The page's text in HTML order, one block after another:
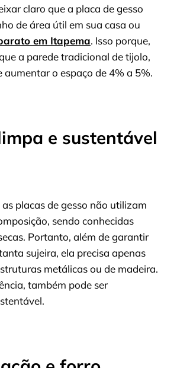
claro que a placa de gesso
de área útil em sua casa ou
em Itapema. Isso porque,
a parede tradicional de tijolo,
aumentar o espaço de 4% a 5%.
e sustentável
placas de gesso não utilizam
sendo conhecidas
Portanto, além de garantir
sujeira, ela precisa apenas
metálicas ou de madeira.
também pode ser